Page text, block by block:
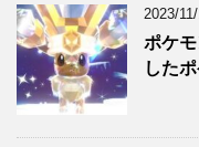
2023/
ポケ
した